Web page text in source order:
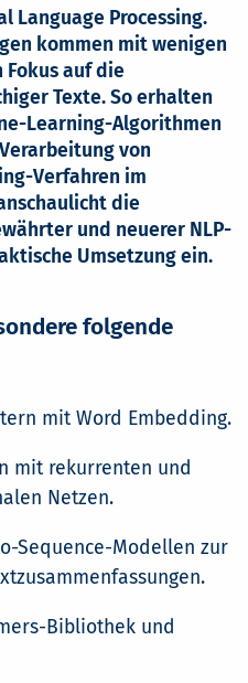
Language Processing.
kommen mit wenigen
Fokus auf die
Texte. So erhalten
Learning-Algorithmen
von
Verfahren im
die
und neuerer NLP-
Umsetzung ein.
folgende
mit Word Embedding.
mit rekurrenten und
Netzen.
Sequence-Modellen zur
Bibliothek und